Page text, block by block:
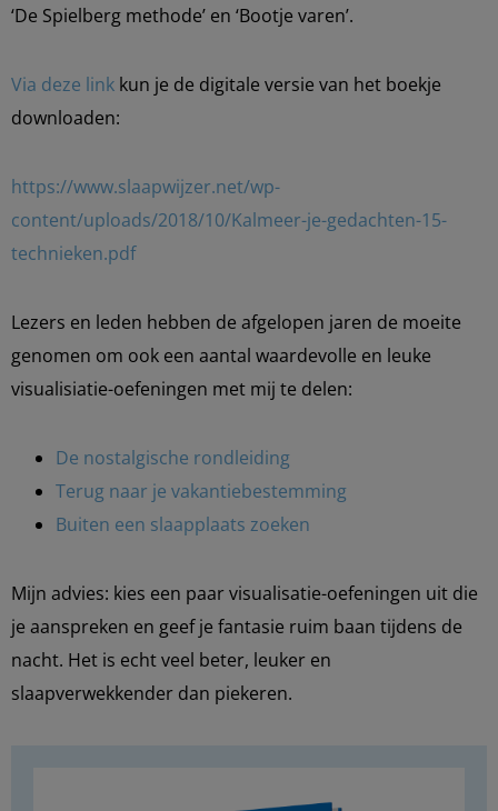
‘De Spielberg methode’ en ‘Bootje varen’.
Via deze link kun je de digitale versie van het boekje
downloaden:
https://www.slaapwijzer.net/wp-
content/uploads/2018/10/Kalmeer-je-gedachten-15-
technieken.pdf
Lezers en leden hebben de afgelopen jaren de moeite
genomen om ook een aantal waardevolle en leuke
visualisiatie-oefeningen met mij te delen:
De nostalgische rondleiding
Terug naar je vakantiebestemming
Buiten een slaapplaats zoeken
Mijn advies: kies een paar visualisatie-oefeningen uit die
je aanspreken en geef je fantasie ruim baan tijdens de
nacht. Het is echt veel beter, leuker en
slaapverwekkender dan piekeren.